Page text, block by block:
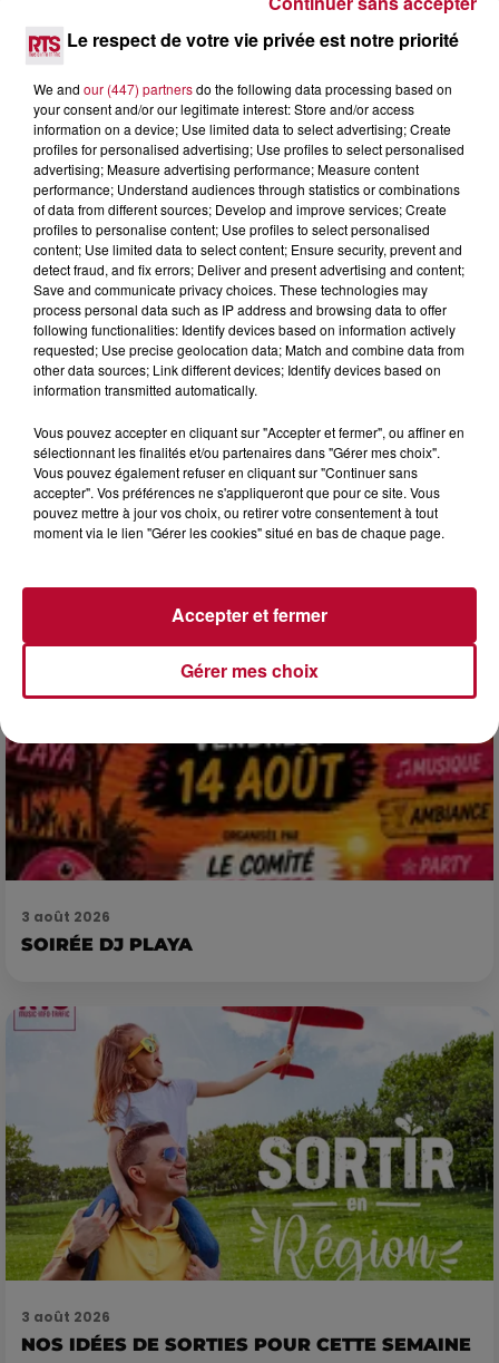
4 août 2026
FÊTE DE LA POLYNÉSIE À VILLEVEYRAC
4 août 2026
HÉRAULT, PYRÉNÉES-ORIENTALES : TROIS
SPOTS DE SNORKELING À EXPLORER...
Pas besoin de bouteilles de plongée lourdes ni de diplômes
complexes pour observer la vie sous-marine. Cet été, un
3 août 2026
SOIRÉE DJ PLAYA
3 août 2026
NOS IDÉES DE SORTIES POUR CETTE SEMAINE
Le respect de votre vie privée est notre priorité
We and our (447) partnersdo the following data processing based on
your consent and/or our legitimate interest: Store and/or access
information on a device; Use limited data to select advertising; Create
profiles for personalised advertising; Use profiles to select personalised
advertising; Measure advertising performance; Measure content
performance; Understand audiences through statistics or combinations
of data from different sources; Develop and improve services; Create
profiles to personalise content; Use profiles to select personalised
content; Use limited data to select content; Ensure security, prevent and
detect fraud, and fix errors; Deliver and present advertising and content;
Save and communicate privacy choices. These technologies may
process personal data such as IP address and browsing data to offer
following functionalities: Identify devices based on information actively
requested; Use precise geolocation data; Match and combine data from
other data sources; Link different devices; Identify devices based on
information transmitted automatically.
Vous pouvez accepter en cliquant sur "Accepter et fermer", ou affiner en
sélectionnant les finalités et/ou partenaires dans "Gérer mes choix".
Vous pouvez également refuser en cliquant sur "Continuer sans
accepter". Vos préférences ne s'appliqueront que pour ce site. Vous
pouvez mettre à jour vos choix, ou retirer votre consentement à tout
moment via le lien "Gérer les cookies" situé en bas de chaque page.
Gérer mes choix
Accepter et fermer